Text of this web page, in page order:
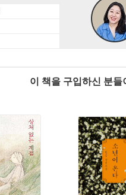
이 책을 구입하신 분